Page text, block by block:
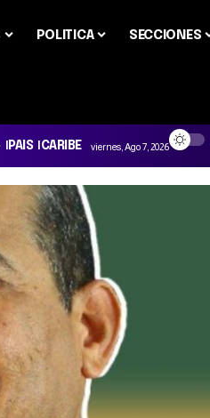
POLITICA SECCIONES
PAIS CARIBE viernes, Ago 7, 2026